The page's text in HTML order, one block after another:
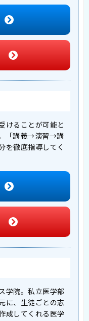
けることが可能と
「講義→演習→講
を徹底指導してく
学院。私立医学部
に、生徒ごとの志
成してくれる医学